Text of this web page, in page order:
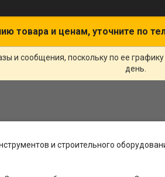
товара и ценам, уточните по
и сообщения, поскольку по ее
день.
и строительного